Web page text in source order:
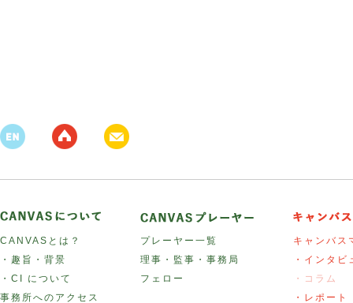
CANVASとは？
・趣旨・背景
・CI について
事務所へのアクセス
プレーヤー一覧
理事・監事・事務局
フェロー
キャンバス
・インタビ
・コラム
・レポート